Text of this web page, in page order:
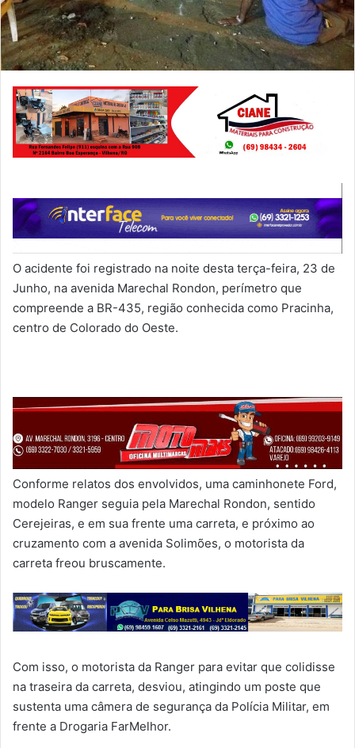
O acidente foi registrado na noite desta terça-feira, 23 de
Junho, na avenida Marechal Rondon, perímetro que
compreende a BR-435, região conhecida como Pracinha,
centro de Colorado do Oeste.
Conforme relatos dos envolvidos, uma caminhonete Ford,
modelo Ranger seguia pela Marechal Rondon, sentido
Cerejeiras, e em sua frente uma carreta, e próximo ao
cruzamento com a avenida Solimões, o motorista da
carreta freou bruscamente.
Com isso, o motorista da Ranger para evitar que colidisse
na traseira da carreta, desviou, atingindo um poste que
sustenta uma câmera de segurança da Polícia Militar, em
frente a Drogaria FarMelhor.